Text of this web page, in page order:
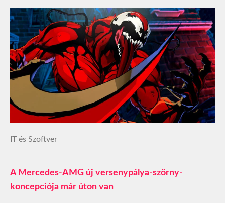
IT és Szoftver
A Mercedes-AMG új versenypálya-szörny-
koncepciója már úton van